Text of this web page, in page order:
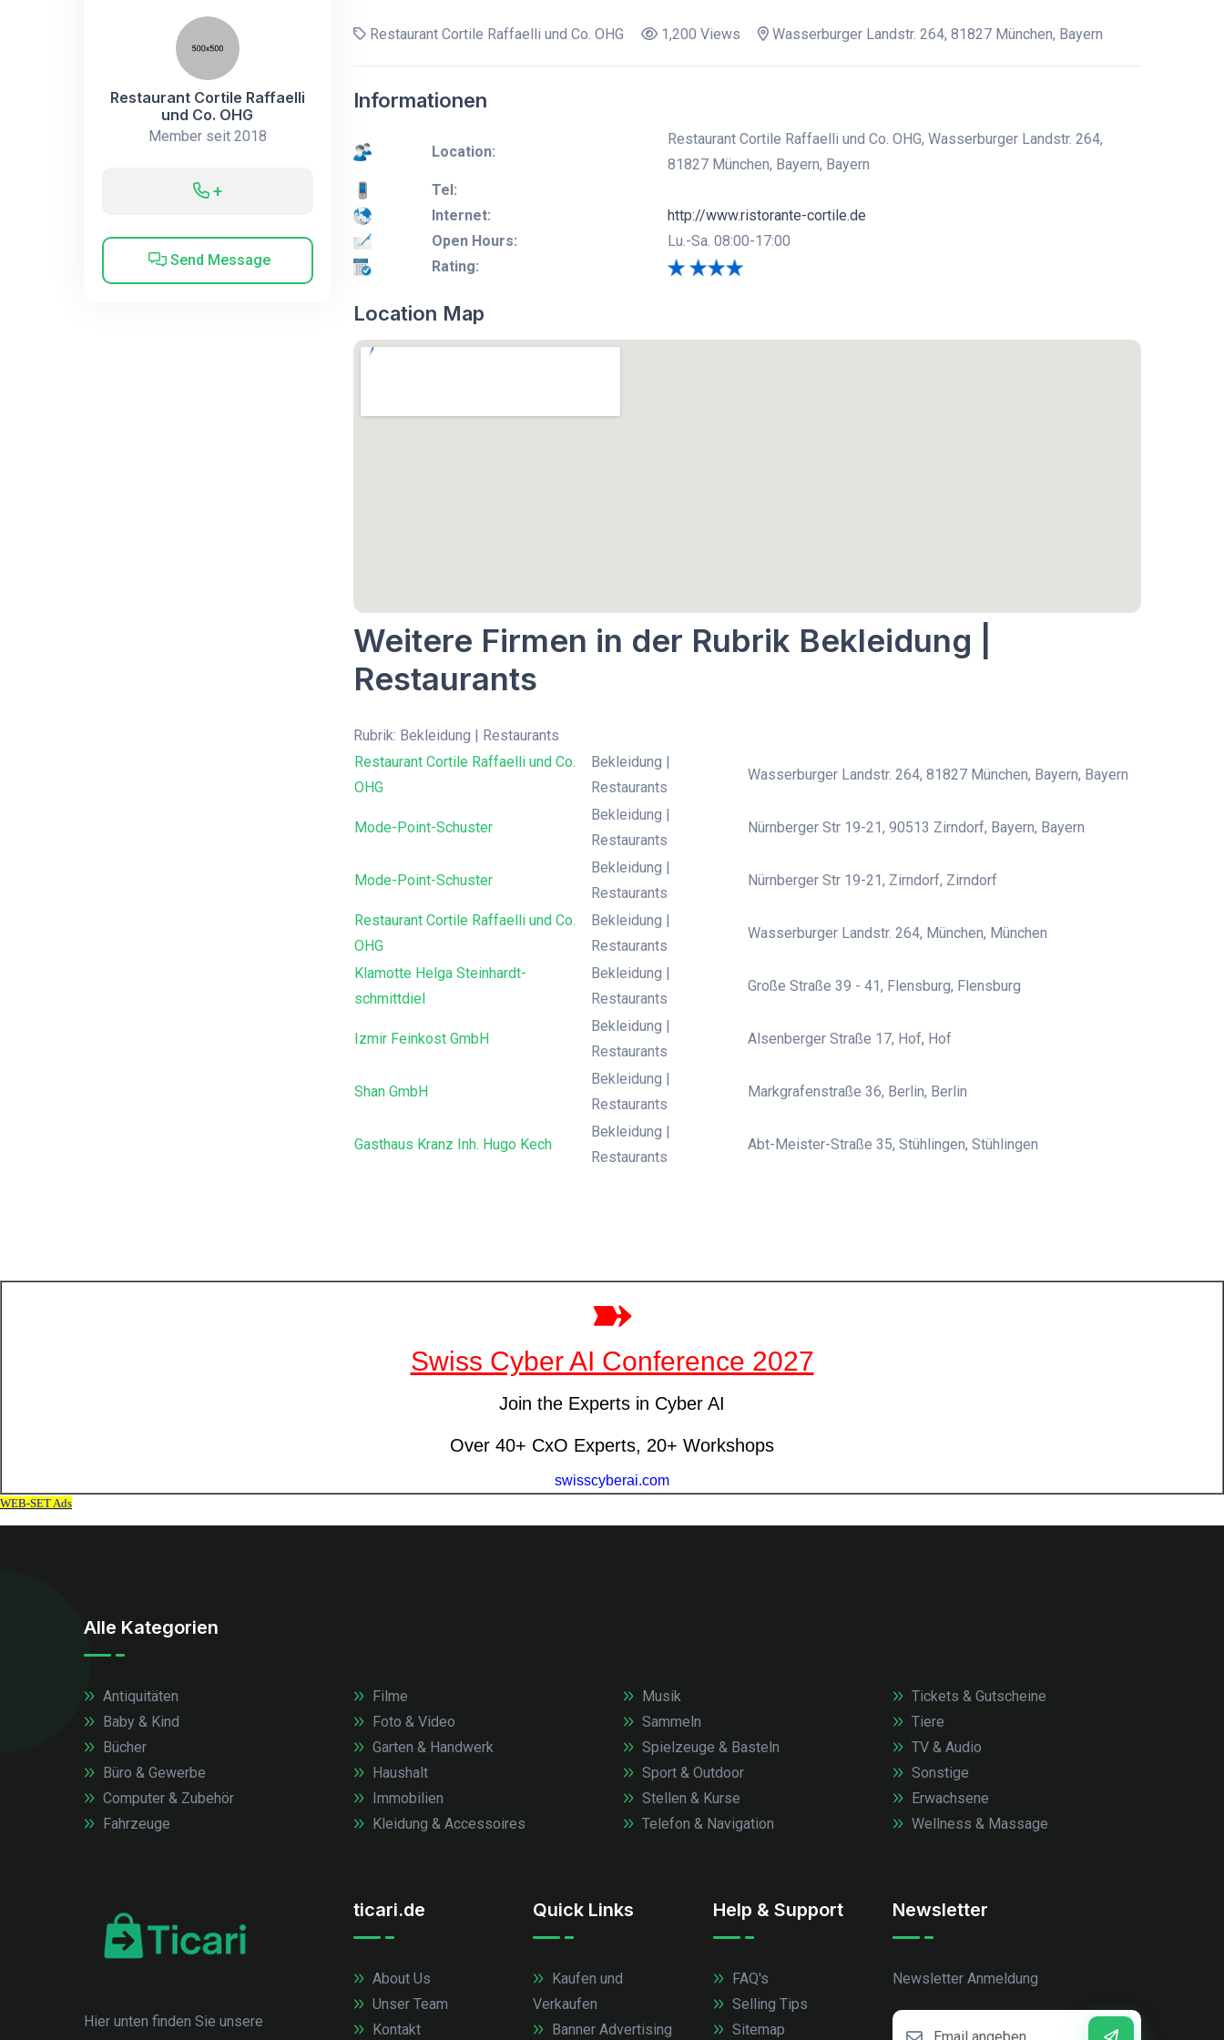
Restaurant Cortile Raffaelli
und Co. OHG
Member seit 2018
+
Send Message
Restaurant Cortile Raffaelli und Co. OHG 1,200 Views Wasserburger Landstr. 264, 81827 München, Bayern
Informationen
Location:
Restaurant Cortile Raffaelli und Co. OHG, Wasserburger Landstr. 264,
81827 München, Bayern, Bayern
Tel:
Internet:
http://www.ristorante-cortile.de
Open Hours:
Lu.-Sa. 08:00-17:00
Rating:
Location Map
Weitere Firmen in der Rubrik Bekleidung |
Restaurants
Rubrik: Bekleidung | Restaurants
Restaurant Cortile Raffaelli und Co.
OHG
Bekleidung |
Restaurants
Wasserburger Landstr. 264, 81827 München, Bayern, Bayern
Mode-Point-Schuster
Bekleidung |
Restaurants
Nürnberger Str 19-21, 90513 Zirndorf, Bayern, Bayern
Mode-Point-Schuster
Bekleidung |
Restaurants
Nürnberger Str 19-21, Zirndorf, Zirndorf
Restaurant Cortile Raffaelli und Co.
OHG
Bekleidung |
Restaurants
Wasserburger Landstr. 264, München, München
Klamotte Helga Steinhardt-
schmittdiel
Bekleidung |
Restaurants
Große Straße 39 - 41, Flensburg, Flensburg
Izmir Feinkost GmbH
Bekleidung |
Restaurants
Alsenberger Straße 17, Hof, Hof
Shan GmbH
Bekleidung |
Restaurants
Markgrafenstraße 36, Berlin, Berlin
Gasthaus Kranz Inh. Hugo Kech
Bekleidung |
Restaurants
Abt-Meister-Straße 35, Stühlingen, Stühlingen
Alle Kategorien
Antiquitäten
Baby & Kind
Bücher
Büro & Gewerbe
Computer & Zubehör
Fahrzeuge
Filme
Foto & Video
Garten & Handwerk
Haushalt
Immobilien
Kleidung & Accessoires
Musik
Sammeln
Spielzeuge & Basteln
Sport & Outdoor
Stellen & Kurse
Telefon & Navigation
Tickets & Gutscheine
Tiere
TV & Audio
Sonstige
Erwachsene
Wellness & Massage
Hier unten finden Sie unsere
ticari.de
About Us
Unser Team
Kontakt
Quick Links
Kaufen und
Verkaufen
Banner Advertising
Help & Support
FAQ's
Selling Tips
Sitemap
Newsletter
Newsletter Anmeldung